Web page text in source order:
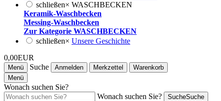
schließen× WASCHBECKEN
Keramik-Waschbecken
Messing-Waschbecken
Zur Kategorie WASCHBECKEN
schließen× Unsere Geschichte
0,00EUR
Menü Suche Anmelden Merkzettel
Warenkorb
Menü
Wonach suchen Sie?
Wonach suchen Sie?
SucheSuche